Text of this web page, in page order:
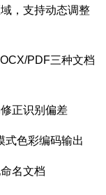
，支持动态调整
PDF三种文档
正识别偏差
式色彩编码输出
名文档